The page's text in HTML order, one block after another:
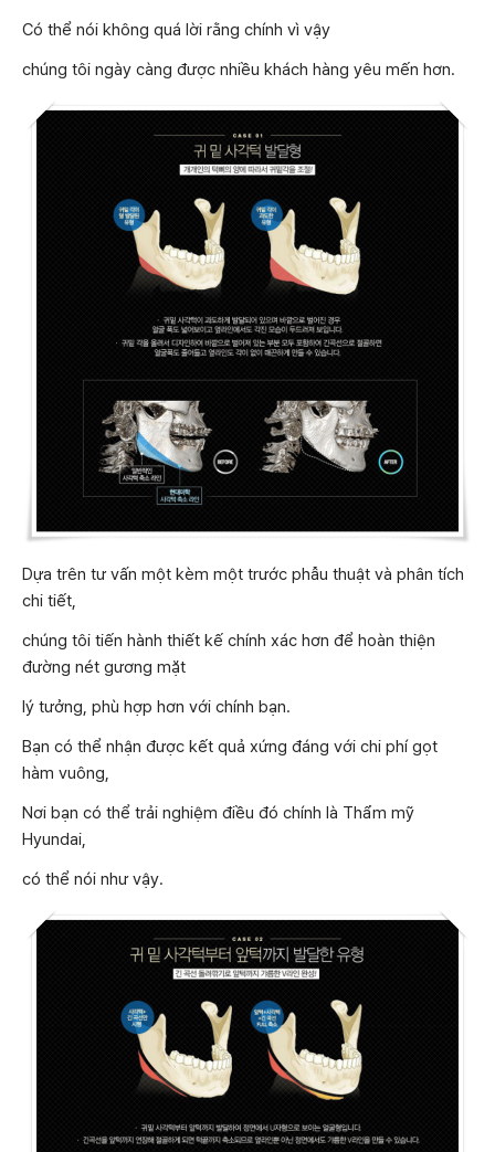
Có thể nói không quá lời rằng chính vì vậy
chúng tôi ngày càng được nhiều khách hàng yêu mến hơn.
Dựa trên tư vấn một kèm một trước phẫu thuật và phân tích
chi tiết,
chúng tôi tiến hành thiết kế chính xác hơn để hoàn thiện
đường nét gương mặt
lý tưởng, phù hợp hơn với chính bạn.
Bạn có thể nhận được kết quả xứng đáng với chi phí gọt
hàm vuông,
Nơi bạn có thể trải nghiệm điều đó chính là Thẩm mỹ
Hyundai,
có thể nói như vậy.